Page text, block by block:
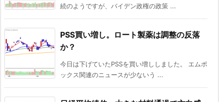
続のようですが、バイデン政権の政策 ...
PSS買い増し。ロート製薬は調整の反落
か？
今日は下げていたPSSを買い増ししました。 エムポ
ックス関連のニュースが少ないう ...